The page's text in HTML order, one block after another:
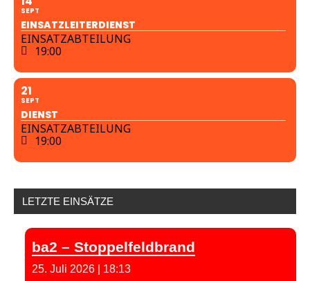
SEPT
EINSATZLEITERDIENST
EINSATZABTEILUNG
19:00
21
SEPT
DIENST
EINSATZABTEILUNG
19:00
LETZTE EINSÄTZE
ba2 – Stoppelfeldbrand
25. Juli 2026
18:13